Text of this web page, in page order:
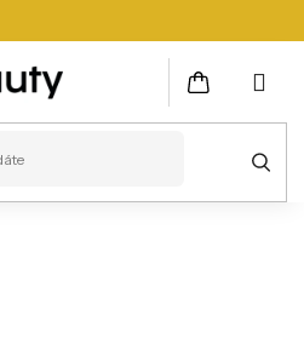
NÁKUPNÍ
KOŠÍK